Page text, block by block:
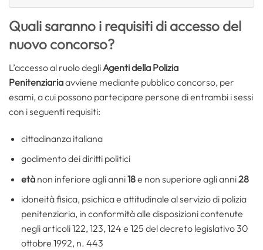
Quali saranno i requisiti di accesso del
nuovo concorso?
L’accesso al ruolo degli Agentidella Polizia
Penitenziariaavviene mediante pubblico concorso, per
esami, a cui possono partecipare persone di entrambi i sessi
con i seguenti requisiti:
cittadinanza italiana
godimento dei diritti politici
età non inferiore agli anni18e non superiore agli anni28
idoneità fisica, psichica e attitudinale al servizio di polizia
penitenziaria, in conformità alle disposizioni contenute
negli articoli 122, 123, 124 e 125 del decreto legislativo 30
ottobre 1992, n. 443